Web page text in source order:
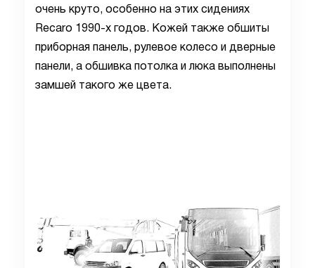
очень круто, особенно на этих сидениях
Recaro 1990-х годов. Кожей также обшиты
приборная панель, рулевое колесо и дверные
панели, а обшивка потолка и люка выполнены
замшей такого же цвета.